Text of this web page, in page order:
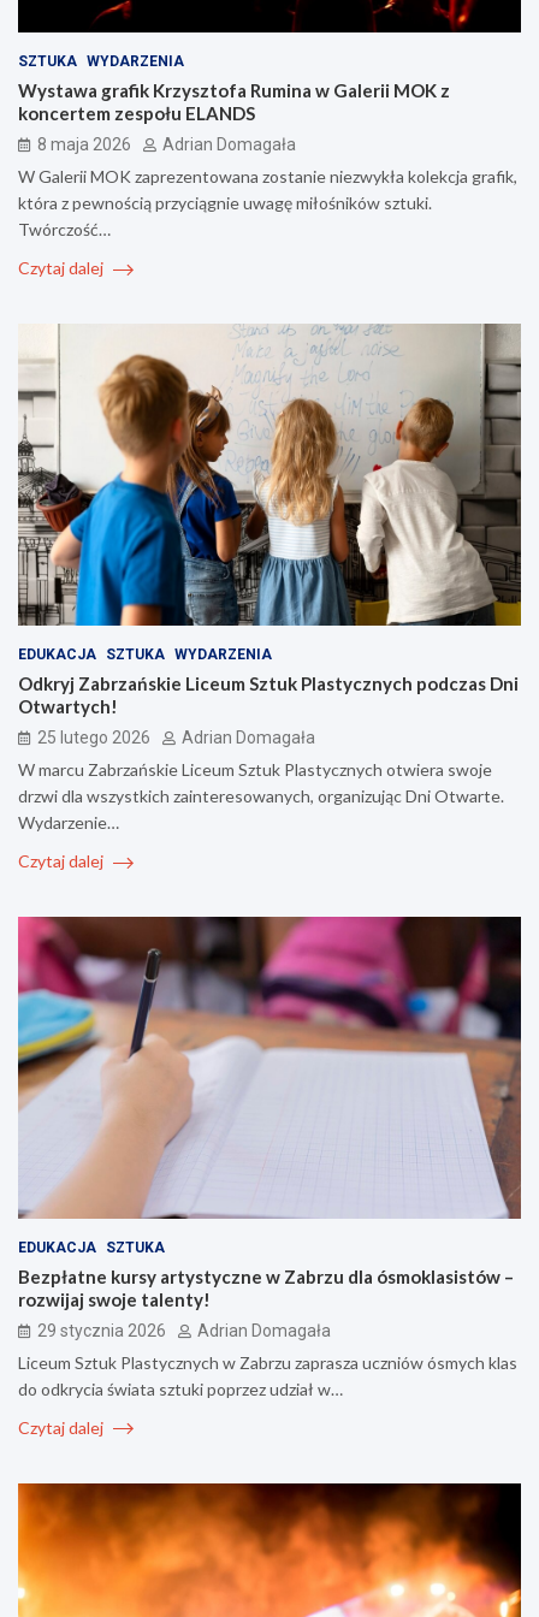
SZTUKA WYDARZENIA
Wystawa grafik Krzysztofa Rumina w Galerii MOK z
koncertem zespołu ELANDS
8 maja 2026 Adrian Domagała
W Galerii MOK zaprezentowana zostanie niezwykła kolekcja grafik,
która z pewnością przyciągnie uwagę miłośników sztuki.
Twórczość…
Czytaj dalej
EDUKACJA SZTUKA WYDARZENIA
Odkryj Zabrzańskie Liceum Sztuk Plastycznych podczas Dni
Otwartych!
25 lutego 2026 Adrian Domagała
W marcu Zabrzańskie Liceum Sztuk Plastycznych otwiera swoje
drzwi dla wszystkich zainteresowanych, organizując Dni Otwarte.
Wydarzenie…
Czytaj dalej
EDUKACJA SZTUKA
Bezpłatne kursy artystyczne w Zabrzu dla ósmoklasistów –
rozwijaj swoje talenty!
29 stycznia 2026 Adrian Domagała
Liceum Sztuk Plastycznych w Zabrzu zaprasza uczniów ósmych klas
do odkrycia świata sztuki poprzez udział w…
Czytaj dalej